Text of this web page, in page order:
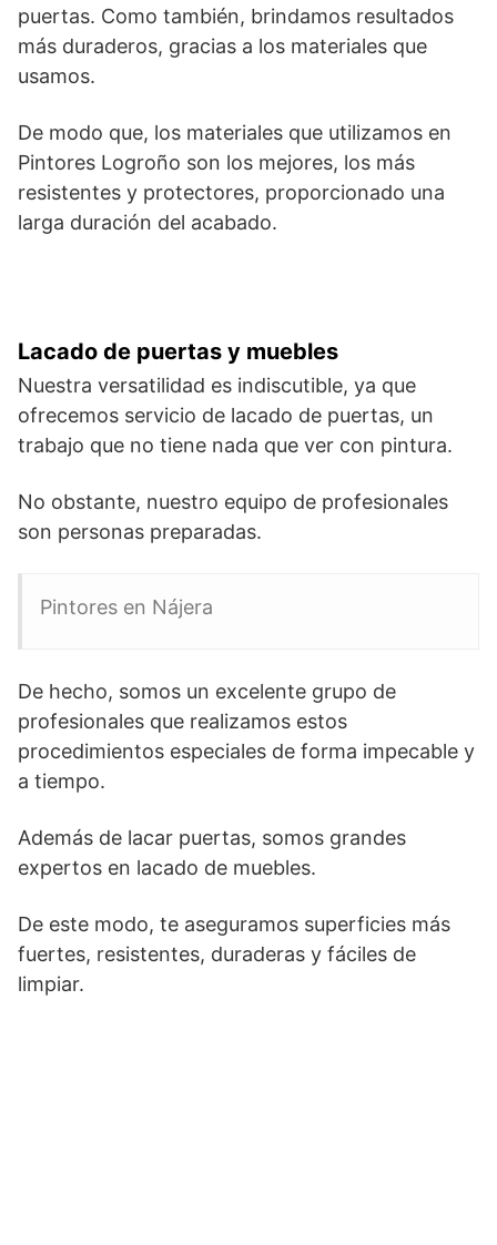
puertas. Como también, brindamos resultados
más duraderos, gracias a los materiales que
usamos.
De modo que, los materiales que utilizamos en
Pintores Logroño son los mejores, los más
resistentes y protectores, proporcionado una
larga duración del acabado.
Lacado de puertas y muebles
Nuestra versatilidad es indiscutible, ya que
ofrecemos servicio de lacado de puertas, un
trabajo que no tiene nada que ver con pintura.
No obstante, nuestro equipo de profesionales
son personas preparadas.
Pintores en Nájera
De hecho, somos un excelente grupo de
profesionales que realizamos estos
procedimientos especiales de forma impecable y
a tiempo.
Además de lacar puertas, somos grandes
expertos en lacado de muebles.
De este modo, te aseguramos superficies más
fuertes, resistentes, duraderas y fáciles de
limpiar.